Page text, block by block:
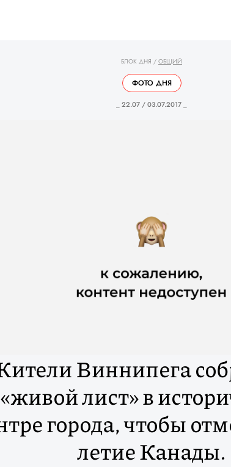
БЛОК ДНЯ / ОБЩИЙ
ФОТО ДНЯ
_ 22.07 / 03.07.2017 _
Виннипега
«живой лист» в
города, чтобы
летие Канады.